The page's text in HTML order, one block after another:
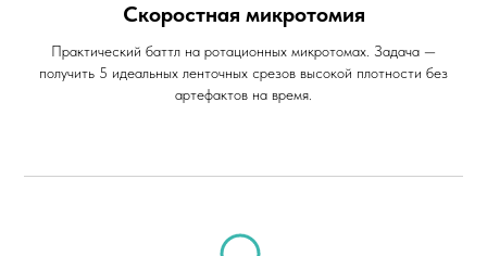
Скоростная микротомия
Практический баттл на ротационных микротомах. Задача —
получить 5 идеальных ленточных срезов высокой плотности без
артефактов на время.